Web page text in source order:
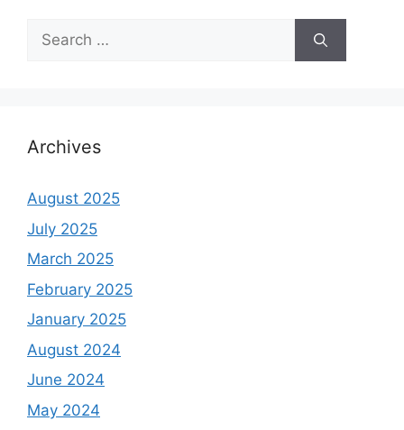
Search
for:
Archives
August 2025
July 2025
March 2025
February 2025
January 2025
August 2024
June 2024
May 2024